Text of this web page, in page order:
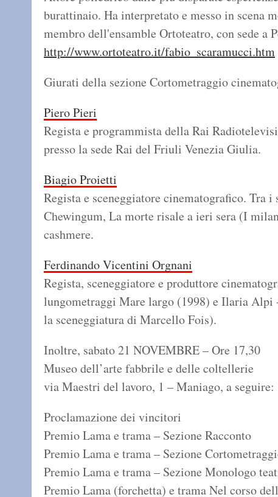
burattinaio. Ha interpretato e messo in scena
membro dell'ensamble Ortoteatro, con sede a
http://www.ortoteatro.it/fabio_scaramucci.htm
Giurati della sezione Cortometraggio
Piero Pieri
Regista e programmista della Rai
presso la sede Rai del Friuli Venezia Giulia.
Biagio Proietti
Regista e sceneggiatore cinematografico. Tra
Chewingum, La morte risale a ieri sera (I
cashmere.
Ferdinando Vicentini Orgnani
Regista, sceneggiatore e produttore
lungometraggi Mare largo (1998) e Ilaria
la sceneggiatura di Marcello Fois).
Inoltre, sabato 21 NOVEMBRE – Ore 17,30
Museo dell’arte fabbrile e delle coltellerie
via Maestri del lavoro, 1 – Maniago, a seguire:
Proclamazione dei vincitori
Premio Lama e trama – Sezione Racconto
Premio Lama e trama – Sezione
Premio Lama e trama – Sezione Monologo
Premio Lama (forchetta) e trama Nel corso